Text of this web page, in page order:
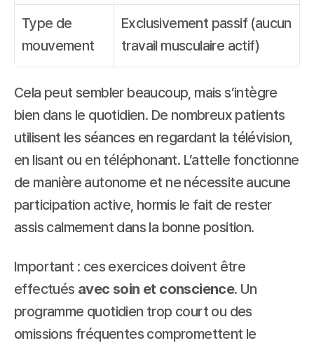
Type de
mouvement
Exclusivement passif (aucun
travail musculaire actif)
Cela peut sembler beaucoup, mais s’intègre
bien dans le quotidien. De nombreux patients
utilisent les séances en regardant la télévision,
en lisant ou en téléphonant. L’attelle fonctionne
de manière autonome et ne nécessite aucune
participation active, hormis le fait de rester
assis calmement dans la bonne position.
Important : ces exercices doivent être
effectués avec soin et conscience. Un
programme quotidien trop court ou des
omissions fréquentes compromettent le